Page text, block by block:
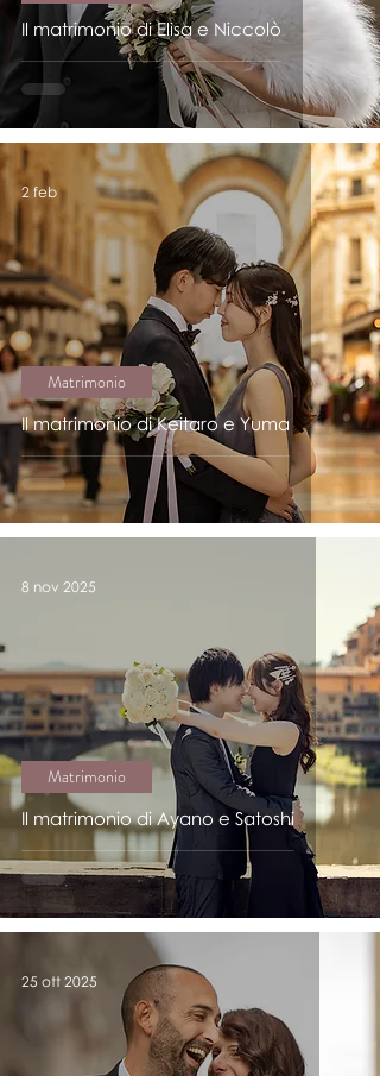
Il matrimonio di Elisa e Niccolò
Il matrimonio di Keitaro e Yuma
Matrimonio
2 feb
Il matrimonio di Ayano e Satoshi
Matrimonio
8 nov 2025
25 ott 2025